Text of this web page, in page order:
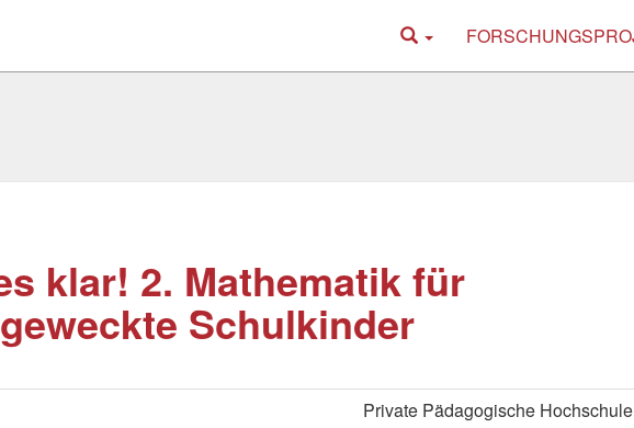
klar! 2. Mathematik für
Schulkinder
Private Pädagogische